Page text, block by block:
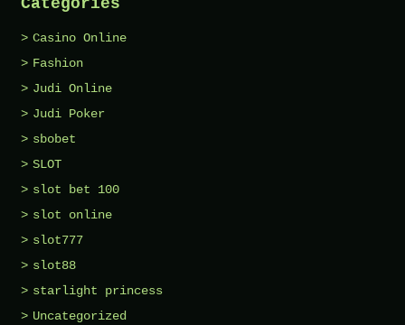
Casino Online
Fashion
Judi Online
Judi Poker
sbobet
SLOT
slot bet 100
slot online
slot777
slot88
starlight princess
Uncategorized